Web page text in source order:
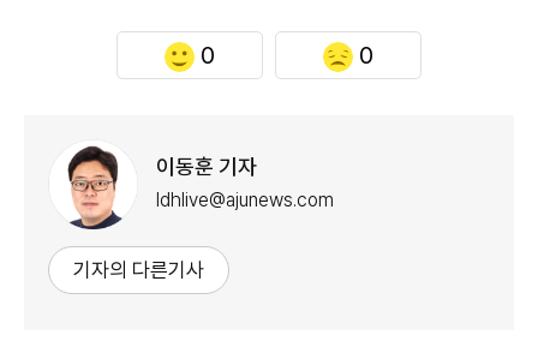
0 0
이동훈 기자
ldhlive@ajunews.com
기자의 다른기사